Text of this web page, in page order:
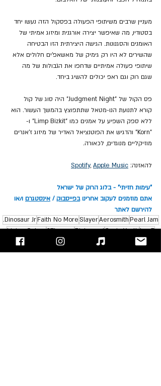
מעניין שרבים משיתופי הפעולה בפסקול הזה נעשו יחד
בסטודיו, מה שאיפשר יצירה אורגנית ומיזוג אמיתי של
האומנים והסגנונות. הגישה היצירתית הזו הבטיחה
שהשירים לא היו רק גימיק של מאשאפ'ים חלולים אלא
שיתופי פעולה אמיתיים שדחפו את הגבולות של מה
שגם רוק וגם ראפ יכולים להשיג ביחד.
פס הקול של "Judgment Night" היה סוג של קול
קורא לתנועת הנו-מטאל שתתפוצץ בהמשך העשור. הוא
ללא ספק השפיע על אמנים כמו "Limp Bizkit" ו-
"Korn" והדגיש את הפוטנציאל האדיר של מיזוג ז'אנרים
מוזיקליים מנוגדים, לכאורה.
להאזנה: Spotify, Apple Music
"עימות חזיתי" - בלוג הרוק של ישראל
אתם מוזמנים לעקוב אחרינו בפייסבוק / אינסטגרם ו/או
להירשם לאתר
Pearl Jam
Aerosmith
Slayer
Faith No More
Dinosaur Jr.
Ice-T
Sonic Youth
Biohazard
Therapy?
Living Colour
סקירת אלבומים